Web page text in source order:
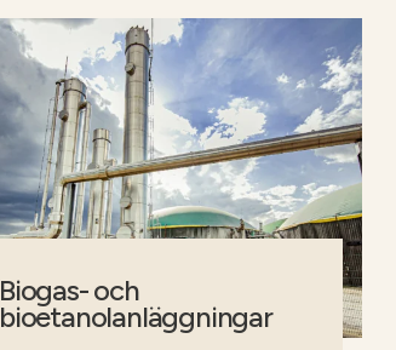
Biogas- och
bioetanolanläggningar